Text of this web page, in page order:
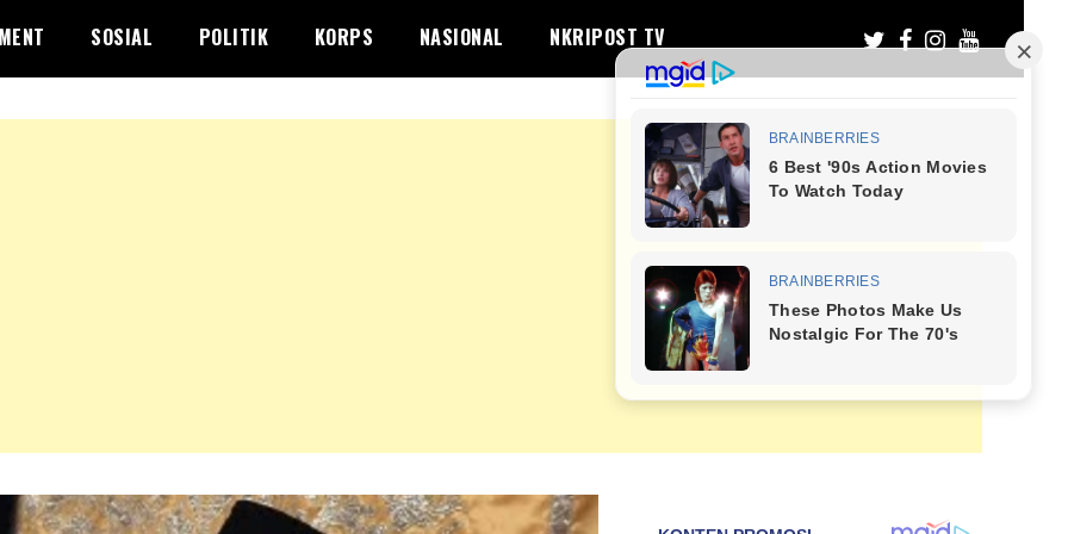
SOSIAL POLITIK KORPS NASIONAL NKRIPOST TV